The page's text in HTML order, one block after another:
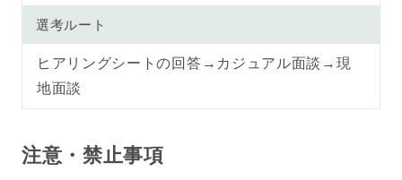
選考ルート
ヒアリングシートの回答→カジュアル面談→現
地面談
注意・禁止事項